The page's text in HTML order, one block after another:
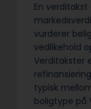
En
vurderer
vedlikehold
Verditakster
typisk
boligtype på